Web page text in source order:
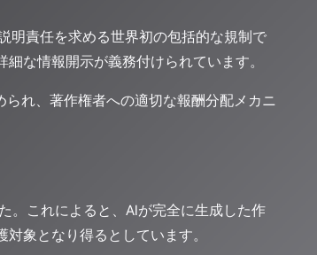
明責任を求める世界初の包括的な規制で
な情報開示が義務付けられています。
れ、著作権者への適切な報酬分配メカニ
。これによると、AIが完全に生成した作
象となり得るとしています。